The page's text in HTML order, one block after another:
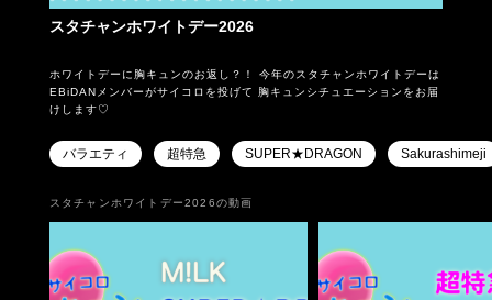
スタチャンホワイトデー2026
ホワイトデーに胸キュンのお返し？！ 今年のスタチャンホワイトデーは
EBiDANメンバーがサイコロを投げて 胸キュンシチュエーションをお届
けします♡
バラエティ 超特急 SUPER★DRAGON Sakurashimeji
スタチャンホワイトデー2026の動画